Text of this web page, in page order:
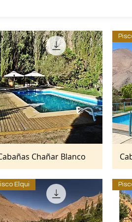
Vista rápida
Chañar Blanco
Elqui